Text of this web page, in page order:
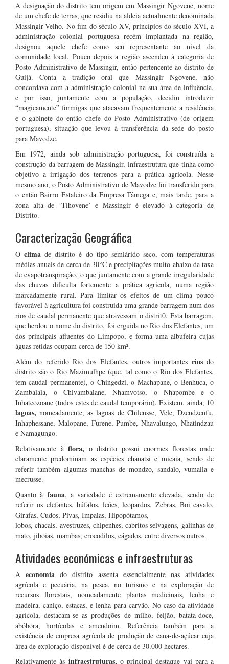
A designação do distrito tem origem em Massingir Ngovene, nome
de um chefe de terras, que residiu na aldeia actualmente denominada
Massingir-Velho. No fim do século XV, princípios do século XVI, a
administração colonial portuguesa recém implantada na região,
designou aquele chefe como seu representante ao nível da
comunidade local. Pouco depois a região ascendeu à categoria de
Posto Administrativo de Massingir, então pertencente ao distrito de
Guijá. Conta a tradição oral que Massingir Ngovene, não
concordava com a administração colonial na sua área de influência,
e por isso, juntamente com a população, decidiu introduzir
“magicamente” formigas que atacavam frequentemente a residência
e o gabinete do então chefe do Posto Administrativo (de origem
portuguesa), situação que levou à transferência da sede do posto
para Mavodze.
Em 1972, ainda sob administração portuguesa, foi construída a
construção da barragem de Massingir, infraestrutura que tinha como
objetivo a irrigação dos terrenos para a prática agrícola. Nesse
mesmo ano, o Posto Administrativo de Mavodze foi transferido para
o então Bairro Estaleiro da Empresa Tâmega e, mais tarde, para a
zona alta de ‘Tihovene’ e Massingir é elevado à categoria de
Distrito.
Caracterização Geográfica
Oclima de distrito é do tipo semiárido seco, com temperaturas
médias anuais de cerca de 30°C e precipitações muito abaixo da taxa
de evapotranspiração, o que juntamente com a grande irregularidade
das chuvas dificulta fortemente a prática agrícola, numa região
marcadamente rural. Para limitar os efeitos de um clima pouco
favorável à agricultura foi construída uma grande barragem num dos
rios de caudal permanente que atravessam o distrit0. Esta barragem,
que herdou o nome do distrito, foi erguida no Rio dos Elefantes, um
dos principais afluentes do Limpopo, e forma uma albufeira cujas
águas retidas ocupam cerca de 150 km².
Além do referido Rio dos Elefantes, outros importantes riosdo
distrito são o Rio Mazimulhpe (que, tal como o Rio dos Elefantes,
tem caudal permanente), o Chingedzi, o Machapane, o Benhuca, o
Zambalala, o Chivambalane, Nhamvotso, o Nhapombe e o
Inhatcozoane (todos estes de caudal temporário). Existem, ainda, 10
lagoas, nomeadamente, as lagoas de Chileusse, Vele, Dzendzenfu,
Inhaphessane, Malopane, Furene, Pumbe, Nhavalungo, Nhatindzau
e Namagungo.
Relativamente à flora, o distrito possui enormes florestas onde
claramente predominam as espécies chanatsi e micaia, sendo de
referir também algumas manchas de mondzo, sandalo, vumaila e
mecrusse.
Quanto à fauna, a variedade é extremamente elevada, sendo de
referir os elefantes, búfalos, leões, leopardos, Zebras, Boi cavalo,
Girafas, Cudos, Pivas, Impalas, Hipopótamos,
lobos, chacais, avestruzes, chipenhes, cabritos selvagens, galinhas de
mato, jiboias, mambas, crocodilos, cágados, entre diversos outros.
Atividades económicas e infraestruturas
Aeconomia do distrito assenta essencialmente nas atividades
agrícola e pecuária, na pesca, no turismo e na exploração de
recursos florestais, nomeadamente plantas medicinais, lenha e
madeira, caniço, estacas, e lenha para carvão. No caso da atividade
agrícola, destacam-se as produções de milho, feijão, batata-doce,
abóbora, hortícolas e amendoim. Referência também para a
existência de empresa agrícola de produção de cana-de-açúcar cuja
área de exploração disponível é de cerca de 30.000 hectares.
Relativamente às infraestruturas, o principal destaque vai para a